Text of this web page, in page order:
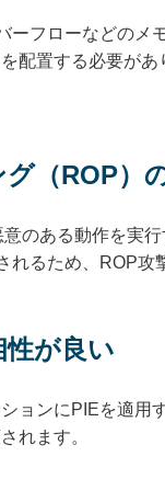
ーフローなどの
配置する必要が
（ROP）
のある動作を実
るため、ROP攻
が良い
ョンにPIEを適
れます。